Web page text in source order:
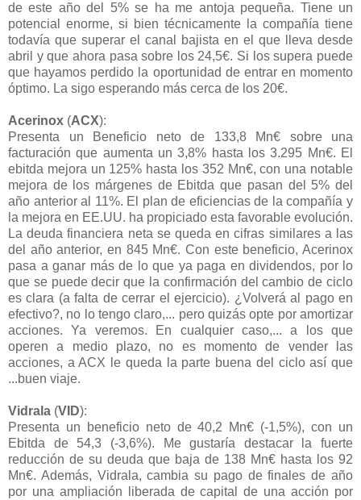
de este año del 5% se ha me antoja pequeña. Tiene un
potencial enorme, si bien técnicamente la compañía tiene
todavía que superar el canal bajista en el que lleva desde
abril y que ahora pasa sobre los 24,5€. Si los supera puede
que hayamos perdido la oportunidad de entrar en momento
óptimo. La sigo esperando más cerca de los 20€.
Acerinox (ACX):
Presenta un Beneficio neto de 133,8 Mn€ sobre una
facturación que aumenta un 3,8% hasta los 3.295 Mn€. El
ebitda mejora un 125% hasta los 352 Mn€, con una notable
mejora de los márgenes de Ebitda que pasan del 5% del
año anterior al 11%. El plan de eficiencias de la compañía y
la mejora en EE.UU. ha propiciado esta favorable evolución.
La deuda financiera neta se queda en cifras similares a las
del año anterior, en 845 Mn€. Con este beneficio, Acerinox
pasa a ganar más de lo que ya paga en dividendos, por lo
que se puede decir que la confirmación del cambio de ciclo
es clara (a falta de cerrar el ejercicio). ¿Volverá al pago en
efectivo?, no lo tengo claro,... pero quizás opte por amortizar
acciones. Ya veremos. En cualquier caso,... a los que
operen a medio plazo, no es momento de vender las
acciones, a ACX le queda la parte buena del ciclo así que
...buen viaje.
Vidrala (VID):
Presenta un beneficio neto de 40,2 Mn€ (-1,5%), con un
Ebitda de 54,3 (-3,6%). Me gustaría destacar la fuerte
reducción de su deuda que baja de 138 Mn€ hasta los 92
Mn€. Además, Vidrala, cambia su pago de finales de año
por una ampliación liberada de capital de una acción por